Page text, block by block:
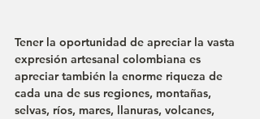
Tener la oportunidad de apreciar la vasta
expresión artesanal colombiana es
apreciar también la enorme riqueza de
cada una de sus regiones, montañas,
selvas, ríos, mares, llanuras, volcanes,